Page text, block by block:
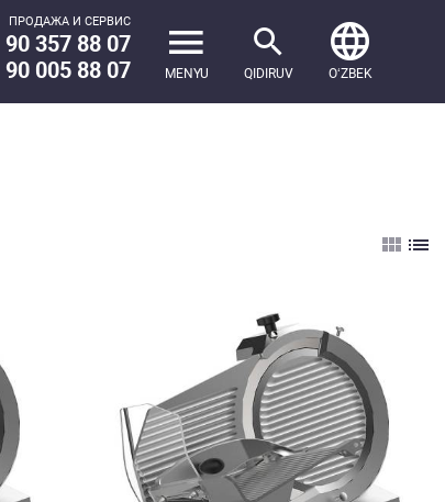
ПРОДАЖА И СЕРВИС
90 357 88 07
90 005 88 07 MENYU QIDIRUV OʻZBEK